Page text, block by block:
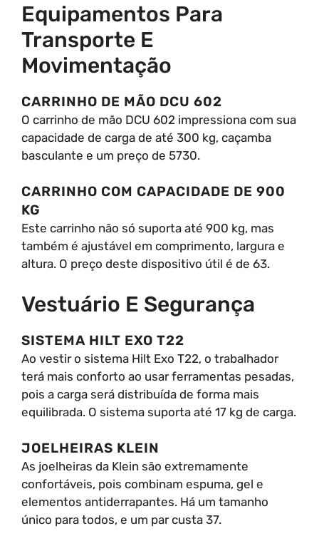
Equipamentos Para
Transporte E
Movimentação
CARRINHO DE MÃO DCU 602
O carrinho de mão DCU 602 impressiona com sua
capacidade de carga de até 300 kg, caçamba
basculante e um preço de 5730.
CARRINHO COM CAPACIDADE DE 900
KG
Este carrinho não só suporta até 900 kg, mas
também é ajustável em comprimento, largura e
altura. O preço deste dispositivo útil é de 63.
Vestuário E Segurança
SISTEMA HILT EXO T22
Ao vestir o sistema Hilt Exo T22, o trabalhador
terá mais conforto ao usar ferramentas pesadas,
pois a carga será distribuída de forma mais
equilibrada. O sistema suporta até 17 kg de carga.
JOELHEIRAS KLEIN
As joelheiras da Klein são extremamente
confortáveis, pois combinam espuma, gel e
elementos antiderrapantes. Há um tamanho
único para todos, e um par custa 37.